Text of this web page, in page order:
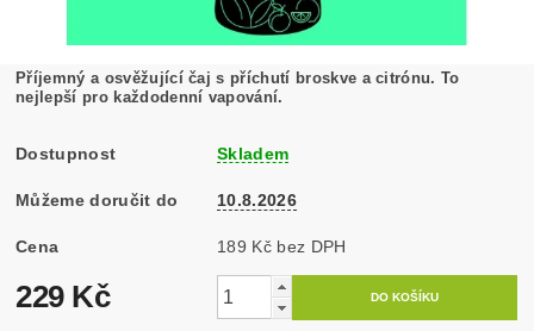
Příjemný a osvěžující čaj s příchutí broskve a citrónu. To
nejlepší pro každodenní vapování.
Dostupnost Skladem
Můžeme doručit do 10.8.2026
Cena 189 Kč bez DPH
229 Kč